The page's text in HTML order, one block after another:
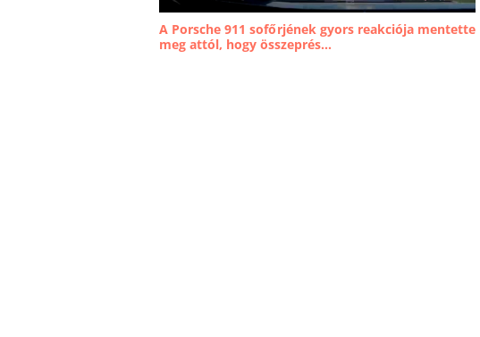
A Porsche 911 sofőrjének gyors reakciója mentette
meg attól, hogy összeprés...